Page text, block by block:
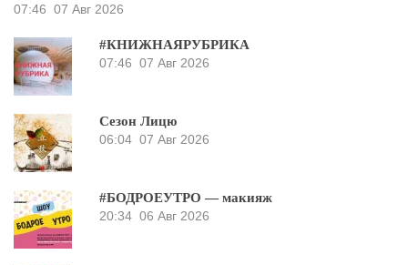
07:46 07 Авг 2026
#КНИЖНАЯРУБРИКА
07:46 07 Авг 2026
Сезон Лицю
06:04 07 Авг 2026
#БОДРОЕУТРО — макияж
20:34 06 Авг 2026